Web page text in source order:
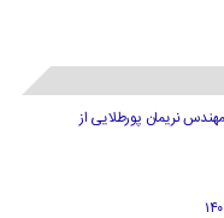
مهندس نریمان پورطلایی از